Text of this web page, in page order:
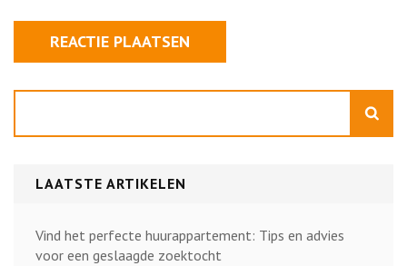
LAATSTE ARTIKELEN
Vind het perfecte huurappartement: Tips en advies
voor een geslaagde zoektocht